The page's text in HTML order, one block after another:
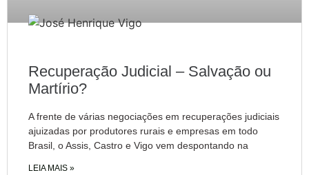
Recuperação Judicial – Salvação ou
Martírio?
A frente de várias negociações em recuperações judiciais
ajuizadas por produtores rurais e empresas em todo
Brasil, o Assis, Castro e Vigo vem despontando na
LEIA MAIS »